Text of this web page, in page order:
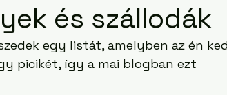
és szállodák
egy listát, amelyben az én
picikét, így a mai blogban ezt